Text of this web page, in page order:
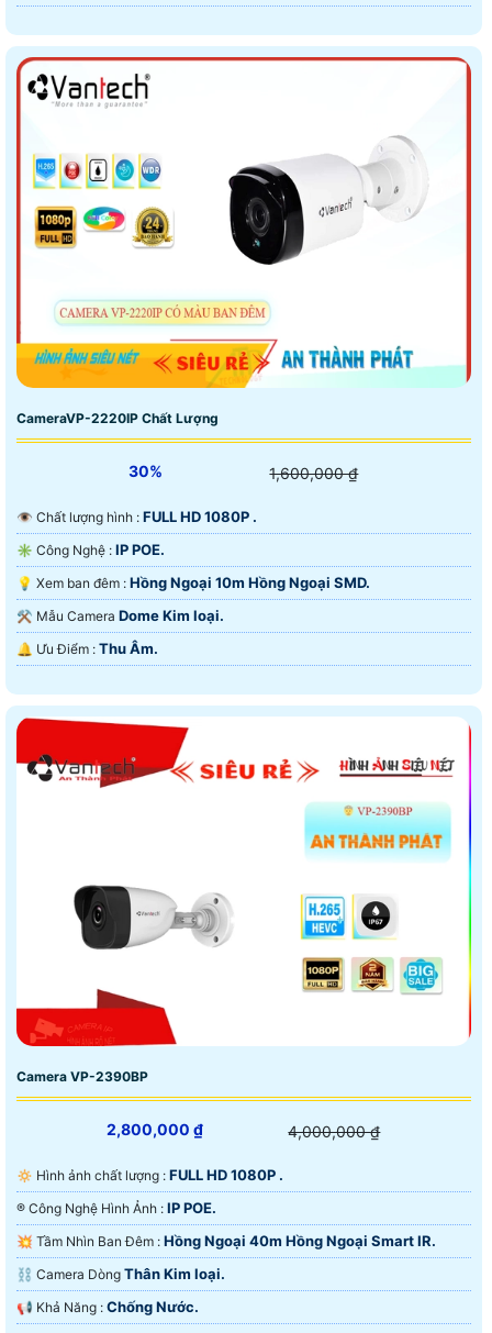
CameraVP-2220IP Chất Lượng
30% 1,600,000 ₫
👁 Chất lượng hình : FULL HD 1080P .
✳️ Công Nghệ : IP POE.
💡 Xem ban đêm : Hồng Ngoại 10m Hồng Ngoại SMD.
⚒ Mẫu Camera Dome Kim loại.
️🔔 Ưu Điểm : Thu Âm.
Camera VP-2390BP
2,800,000 ₫ 4,000,000 ₫
🔅 Hình ảnh chất lượng : FULL HD 1080P .
®️ Công Nghệ Hình Ảnh : IP POE.
💥 Tầm Nhìn Ban Đêm : Hồng Ngoại 40m Hồng Ngoại Smart IR.
⛓ Camera Dòng Thân Kim loại.
️📢 Khả Năng : Chống Nước.